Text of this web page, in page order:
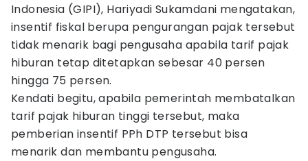
Indonesia (GIPI), Hariyadi Sukamdani mengatakan,
insentif fiskal berupa pengurangan pajak tersebut
tidak menarik bagi pengusaha apabila tarif pajak
hiburan tetap ditetapkan sebesar 40 persen
hingga 75 persen.
Kendati begitu, apabila pemerintah membatalkan
tarif pajak hiburan tinggi tersebut, maka
pemberian insentif PPh DTP tersebut bisa
menarik dan membantu pengusaha.